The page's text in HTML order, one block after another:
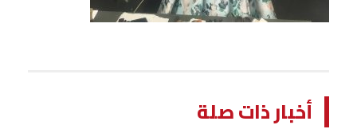
أخبار ذات صلة